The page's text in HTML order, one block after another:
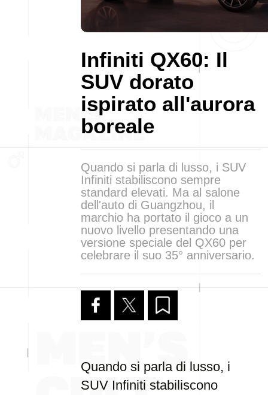
Infiniti QX60: Il
SUV dorato
ispirato all'aurora
boreale
Quando si parla di lusso, i SUV
Infiniti stabiliscono sempre
standard elevati. Ma al salone
dell'auto di Guangzhou, il
marchio ha portato il gioco a un
nuovo livello presentando una
versione speciale del QX60 per
celebrare il suo 35° anniversario.
Quando si parla di lusso, i
SUV Infiniti stabiliscono